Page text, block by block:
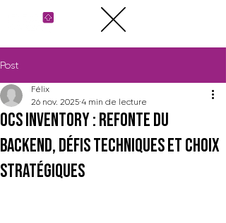
Post
OCS Inventory : refonte du
backend, défis techniques et choix
stratégiques
Félix
26 nov. 2025 4 min de lecture